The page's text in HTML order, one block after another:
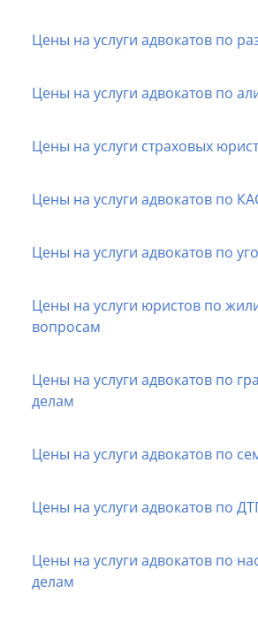
Цены на услуги адвокатов по
Цены на услуги адвокатов по
Цены на услуги страховых
Цены на услуги адвокатов по
Цены на услуги адвокатов по
Цены на услуги юристов по
вопросам
Цены на услуги адвокатов по
делам
Цены на услуги адвокатов по
Цены на услуги адвокатов по
Цены на услуги адвокатов по
делам